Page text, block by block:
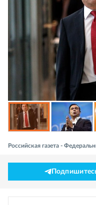
Российская газета -